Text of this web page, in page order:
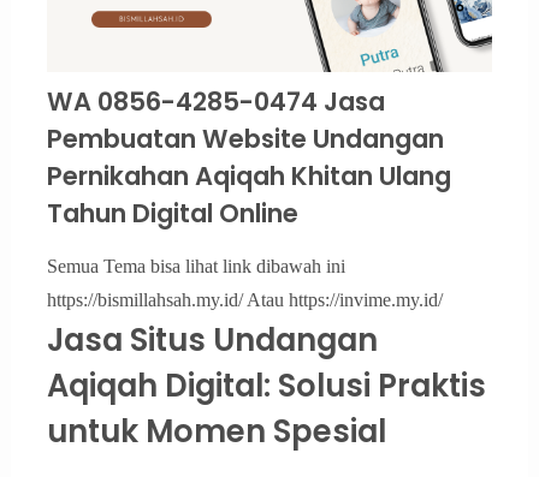
WA 0856-4285-0474 Jasa
Pembuatan Website Undangan
Pernikahan Aqiqah Khitan Ulang
Tahun Digital Online
Semua Tema bisa lihat link dibawah ini
https://bismillahsah.my.id/ Atau https://invime.my.id/
Jasa Situs Undangan
Aqiqah Digital: Solusi Praktis
untuk Momen Spesial